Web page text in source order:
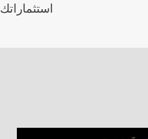
استثماراتك